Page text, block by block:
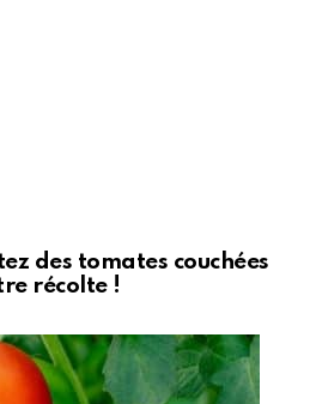
des tomates couchées
récolte !